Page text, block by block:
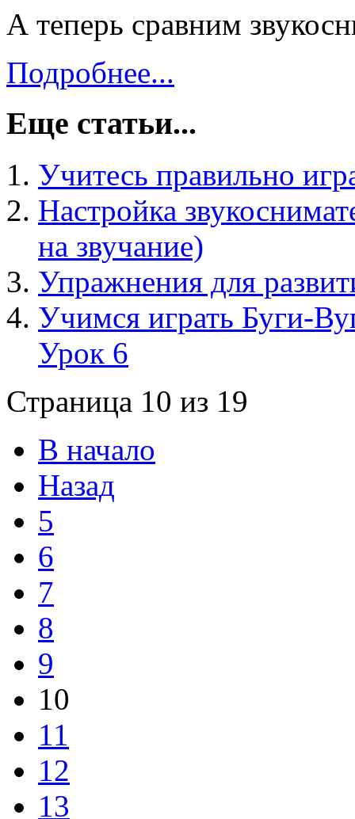
А теперь сравним
Подробнее...
Еще статьи...
Учитесь правильно
Настройка
на звучание)
Упражнения для
Учимся играть Буги-
Урок 6
Страница 10 из 19
В начало
Назад
5
6
7
8
9
10
11
12
13